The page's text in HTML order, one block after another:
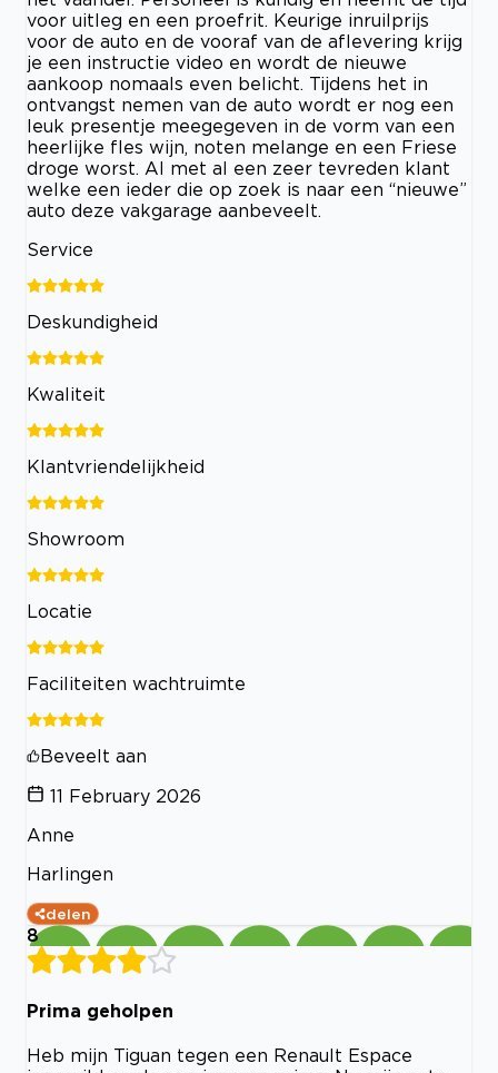
voor uitleg en een proefrit. Keurige inruilprijs
voor de auto en de vooraf van de aflevering krijg
je een instructie video en wordt de nieuwe
aankoop nomaals even belicht. Tijdens het in
ontvangst nemen van de auto wordt er nog een
leuk presentje meegegeven in de vorm van een
heerlijke fles wijn, noten melange en een Friese
droge worst. Al met al een zeer tevreden klant
welke een ieder die op zoek is naar een “nieuwe”
auto deze vakgarage aanbeveelt.
Service
Deskundigheid
Kwaliteit
Klantvriendelijkheid
Showroom
Locatie
Faciliteiten wachtruimte
Beveelt aan
11 February 2026
Anne
Harlingen
delen
8
Prima geholpen
Heb mijn Tiguan tegen een Renault Espace